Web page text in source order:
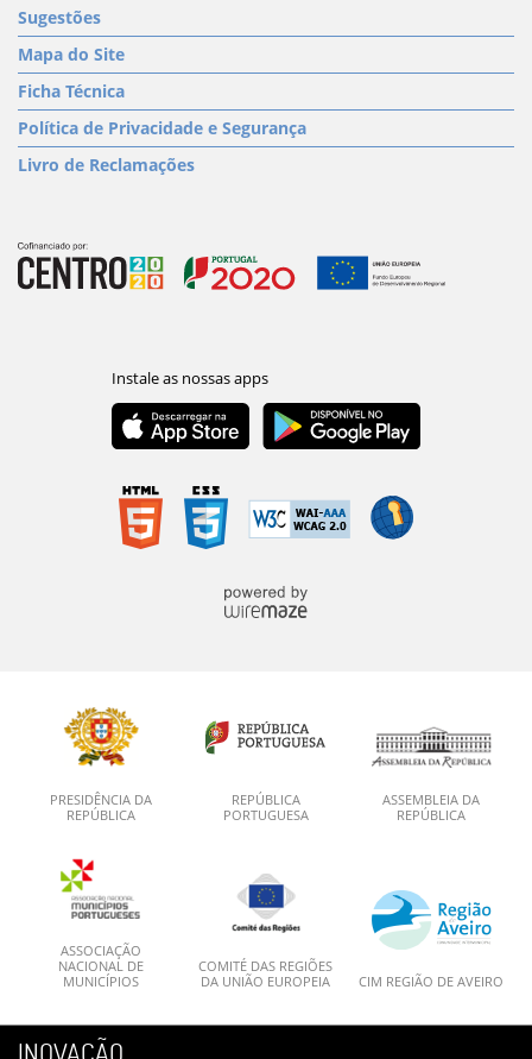
Sugestões
Mapa do Site
Ficha Técnica
Política de Privacidade e Segurança
Livro de Reclamações
PRESIDÊNCIA DA
REPÚBLICA
REPÚBLICA
PORTUGUESA
ASSEMBLEIA DA
REPÚBLICA
ASSOCIAÇÃO
NACIONAL DE
MUNICÍPIOS
COMITÉ DAS REGIÕES
DA UNIÃO EUROPEIA
CIM REGIÃO DE AVEIRO
INOVAÇÃO